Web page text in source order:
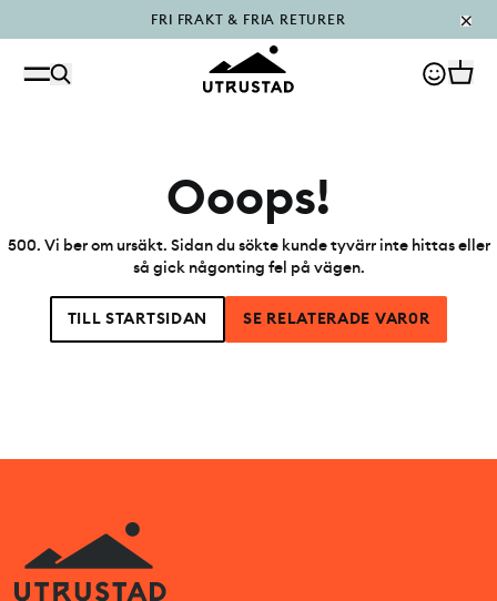
FRI FRAKT & FRIA RETURER
PÅFYLLT I OUTLET
Ooops!
500. Vi ber om ursäkt. Sidan du sökte kunde tyvärr inte hittas eller
så gick någonting fel på vägen.
TILL STARTSIDAN SE RELATERADE VAR0R